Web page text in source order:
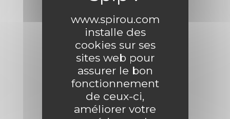
www.spirou.com
installe des
cookies sur ses
sites web pour
assurer le bon
fonctionnement
de ceux-ci,
améliorer votre